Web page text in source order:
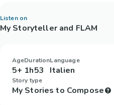
Listen on
My Storyteller and FLAM
Age
5+
Duration
1h53
Language
Italien
Story type
My Stories to Compose